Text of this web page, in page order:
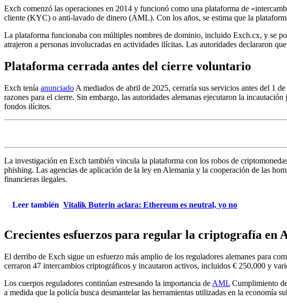
Exch comenzó las operaciones en 2014 y funcionó como una plataforma de
cliente (KYC) o anti-lavado de dinero (AML). Con los años, se estima que la
La plataforma funcionaba con múltiples nombres de dominio, incluido Exch.cx, y se
atrajeron a personas involucradas en actividades ilícitas. Las autoridades declararon
Plataforma cerrada antes del cierre voluntario
Exch tenía anunciado A mediados de abril de 2025, cerraría sus servicios antes del 1
razones para el cierre. Sin embargo, las autoridades alemanas ejecutaron la
fondos ilícitos.
La investigación en Exch también vincula la plataforma con los robos de
phishing. Las agencias de aplicación de la ley en Alemania y la cooperación de las
financieras ilegales.
Leer también Vitalik Buterin aclara: Ethereum es neutral, yo no
Crecientes esfuerzos para regular la criptografía en
El derribo de Exch sigue un esfuerzo más amplio de los reguladores alemanes para
cerraron 47 intercambios criptográficos y incautaron activos, incluidos € 250,000 y
Los cuerpos reguladores continúan estresando la importancia de AML Cumplimiento
a medida que la policía busca desmantelar las herramientas utilizadas en la economía